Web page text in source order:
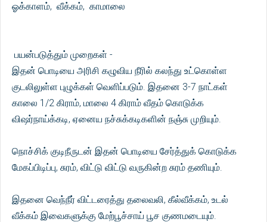
ஓக்காளம், வீக்கம், காமாலை
பயன்படுத்தும் முறைகள் -
இதன் பொடியை அரிசி கழுவிய நீரில் கலந்து உட்கொள்ள
குடலிலுள்ள புழுக்கள் வெளிப்படும். இதனை 3-7 நாட்கள்
காலை 1/2 கிராம், மாலை 4 கிராம் வீதம் கொடுக்க
விஷர்நாய்க்கடி, ஏனைய நச்சுக்கடிகளின் நஞ்சு முறியும்.
நொச்சிக் குடிநீருடன் இதன் பொடியை சேர்த்துக் கொடுக்க
மேகப்பிடிப்பு, சுரம், விட்டு விட்டு வருகின்ற சுரம் தணியும்.
இதனை வெந்நீர் விட்டரைத்து தலைவலி, கீல்வீக்கம், உடல்
வீக்கம் இவைகளுக்கு மேற்பூச்சாய் பூச குணமடையும்.